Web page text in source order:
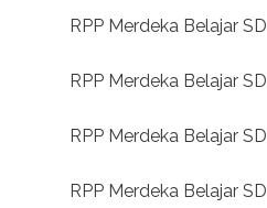
RPP Merdeka Belajar SD
RPP Merdeka Belajar SD
RPP Merdeka Belajar SD
RPP Merdeka Belajar SD